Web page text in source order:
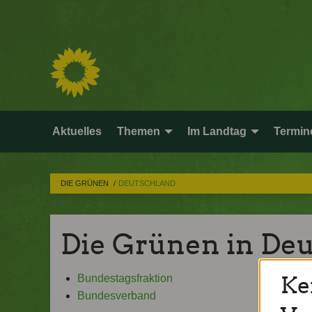
Aktuelles Themen Im Landtag
DIE GRÜNEN DEUTSCHLAND
Die Grünen in
Bundestagsfraktion
Bundesverband